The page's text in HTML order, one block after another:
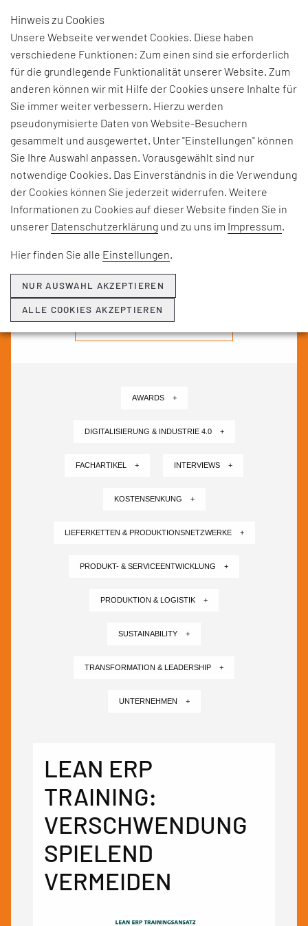
THEMEN & NEWS
Beiträge und Interviews zu aktuellen Fach-, Technologie-
und Branchenherausforderungen, Informationen zu
unseren Beratungsangeboten, Seminaren und Events
sowie Unternehmensthemen:
Hier erfahren Sie, was EFESO bewegt.
AWARDS +
DIGITALISIERUNG & INDUSTRIE 4.0 +
FACHARTIKEL + INTERVIEWS +
KOSTENSENKUNG +
LIEFERKETTEN & PRODUKTIONSNETZWERKE +
PRODUKT- & SERVICEENTWICKLUNG +
PRODUKTION & LOGISTIK +
SUSTAINABILITY +
TRANSFORMATION & LEADERSHIP +
UNTERNEHMEN +
LEAN ERP
TRAINING:
VERSCHWENDUNG
SPIELEND
VERMEIDEN
Hinweis zu Cookies
Unsere Webseite verwendet Cookies. Diese haben
verschiedene Funktionen: Zum einen sind sie erforderlich
für die grundlegende Funktionalität unserer Website. Zum
anderen können wir mit Hilfe der Cookies unsere Inhalte für
Sie immer weiter verbessern. Hierzu werden
pseudonymisierte Daten von Website-Besuchern
gesammelt und ausgewertet. Unter "Einstellungen" können
Sie Ihre Auswahl anpassen. Vorausgewählt sind nur
notwendige Cookies. Das Einverständnis in die Verwendung
der Cookies können Sie jederzeit widerrufen. Weitere
Informationen zu Cookies auf dieser Website finden Sie in
unserer Datenschutzerklärung und zu uns im Impressum.
Hier finden Sie alle Einstellungen.
NUR AUSWAHL AKZEPTIEREN
ALLE COOKIES AKZEPTIEREN